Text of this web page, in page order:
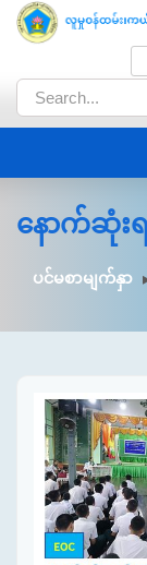
နောက်ဆုံး
ပင်မစာမျက်နှာ